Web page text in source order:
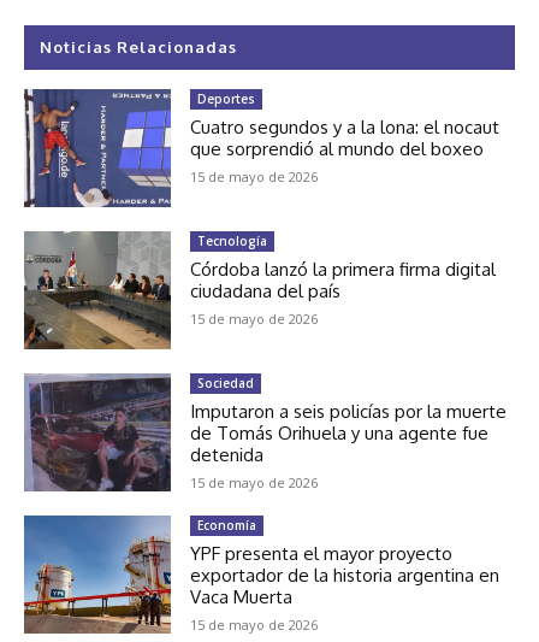
Noticias Relacionadas
Deportes
Cuatro segundos y a la lona: el nocaut
que sorprendió al mundo del boxeo
15 de mayo de 2026
Tecnología
Córdoba lanzó la primera firma digital
ciudadana del país
15 de mayo de 2026
Sociedad
Imputaron a seis policías por la muerte
de Tomás Orihuela y una agente fue
detenida
15 de mayo de 2026
Economía
YPF presenta el mayor proyecto
exportador de la historia argentina en
Vaca Muerta
15 de mayo de 2026